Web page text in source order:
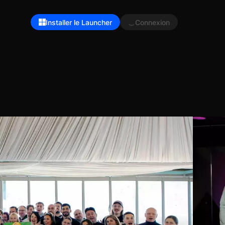
Installer le Launcher Connexion